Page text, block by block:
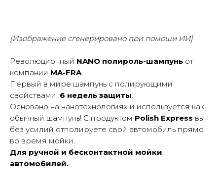
[Изображение сгенерировано при помощи ИИ]
Революционный NANO полироль-шампунь от
компании MA-FRA.
Первый в мире шампунь с полирующими
свойствами. 6 недель защиты.
Основано на нанотехнологиях и используется как
обычный шампунь! С продуктом Polish Express вы
без усилий отполируете свой автомобиль прямо
во время мойки.
Для ручной и бесконтактной мойки
автомобилей.